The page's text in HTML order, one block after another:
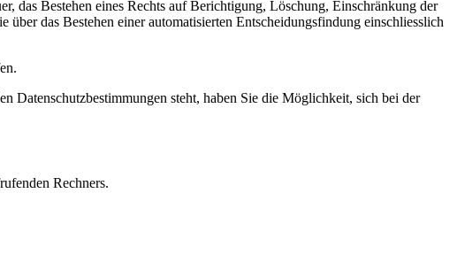
das Bestehen eines Rechts auf Berichtigung, Löschung, Einschränkung der
das Bestehen einer automatisierten Entscheidungsfindung einschliesslich
Datenschutzbestimmungen steht, haben Sie die Möglichkeit, sich bei der
Rechners.